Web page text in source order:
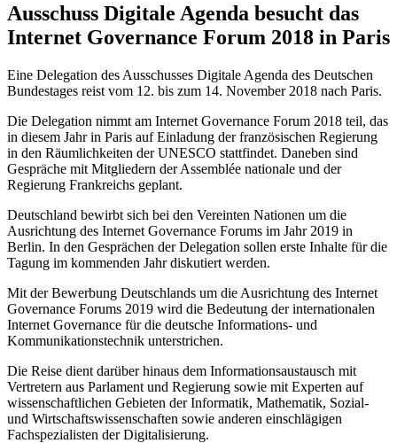
Ausschuss Digitale Agenda besucht das
Internet Governance Forum 2018 in Paris
Eine Delegation des Ausschusses Digitale Agenda des Deutschen
Bundestages reist vom 12. bis zum 14. November 2018 nach Paris.
Die Delegation nimmt am Internet Governance Forum 2018 teil, das
in diesem Jahr in Paris auf Einladung der französischen Regierung
in den Räumlichkeiten der UNESCO stattfindet. Daneben sind
Gespräche mit Mitgliedern der Assemblée nationale und der
Regierung Frankreichs geplant.
Deutschland bewirbt sich bei den Vereinten Nationen um die
Ausrichtung des Internet Governance Forums im Jahr 2019 in
Berlin. In den Gesprächen der Delegation sollen erste Inhalte für die
Tagung im kommenden Jahr diskutiert werden.
Mit der Bewerbung Deutschlands um die Ausrichtung des Internet
Governance Forums 2019 wird die Bedeutung der internationalen
Internet Governance für die deutsche Informations- und
Kommunikationstechnik unterstrichen.
Die Reise dient darüber hinaus dem Informationsaustausch mit
Vertretern aus Parlament und Regierung sowie mit Experten auf
wissenschaftlichen Gebieten der Informatik, Mathematik, Sozial-
und Wirtschaftswissenschaften sowie anderen einschlägigen
Fachspezialisten der Digitalisierung.